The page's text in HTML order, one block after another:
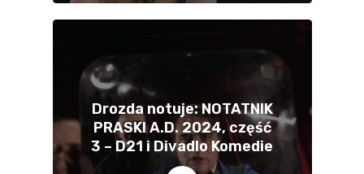
Drozda notuje: NOTATNIK
PRASKI A.D. 2024, część
3 – D21 i Divadlo Komedie